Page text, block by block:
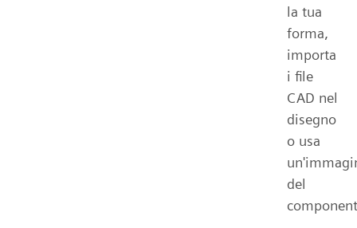
la tua
forma,
importa
i file
CAD nel
disegno
o usa
del